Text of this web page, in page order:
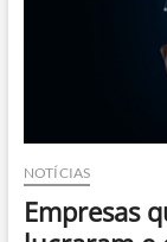
soft
e
hard
skills
NOTÍCIAS
Empresas